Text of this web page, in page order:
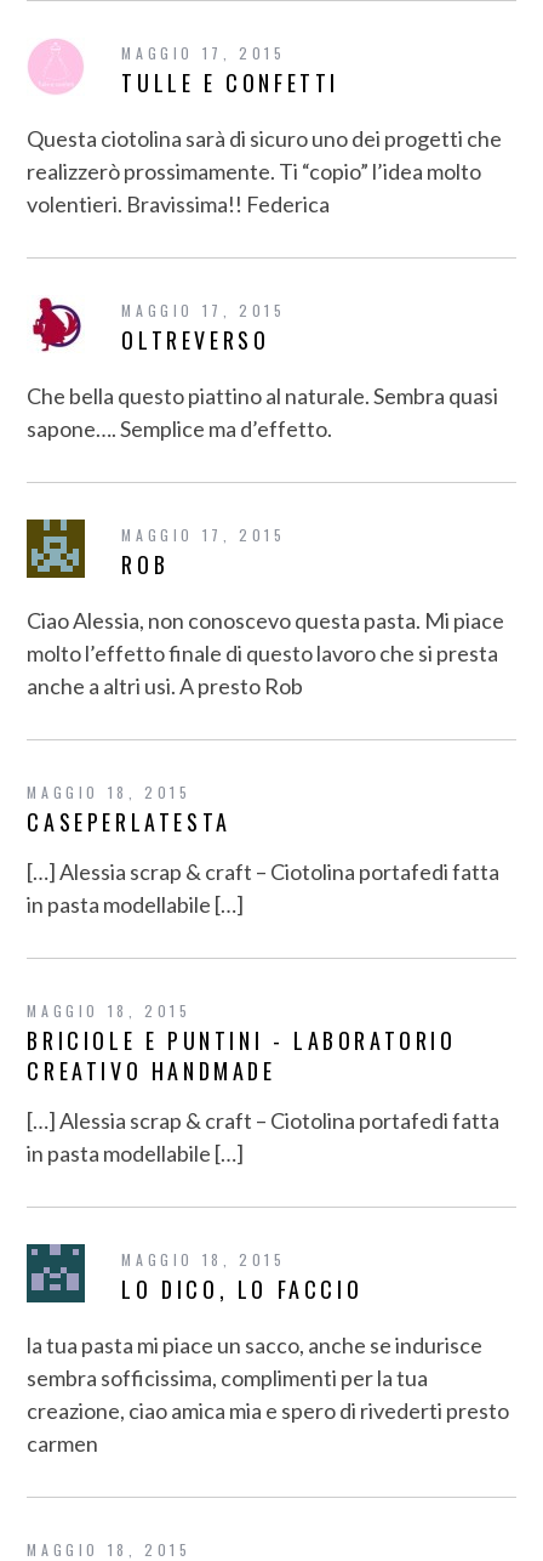
MAGGIO 17, 2015
TULLE E CONFETTI
Questa ciotolina sarà di sicuro uno dei progetti che
realizzerò prossimamente. Ti “copio” l’idea molto
volentieri. Bravissima!! Federica
MAGGIO 17, 2015
OLTREVERSO
Che bella questo piattino al naturale. Sembra quasi
sapone…. Semplice ma d’effetto.
MAGGIO 17, 2015
ROB
Ciao Alessia, non conoscevo questa pasta. Mi piace
molto l’effetto finale di questo lavoro che si presta
anche a altri usi. A presto Rob
MAGGIO 18, 2015
CASEPERLATESTA
[…] Alessia scrap & craft – Ciotolina portafedi fatta
in pasta modellabile […]
MAGGIO 18, 2015
BRICIOLE E PUNTINI - LABORATORIO
CREATIVO HANDMADE
[…] Alessia scrap & craft – Ciotolina portafedi fatta
in pasta modellabile […]
MAGGIO 18, 2015
LO DICO, LO FACCIO
la tua pasta mi piace un sacco, anche se indurisce
sembra sofficissima, complimenti per la tua
creazione, ciao amica mia e spero di rivederti presto
carmen
MAGGIO 18, 2015